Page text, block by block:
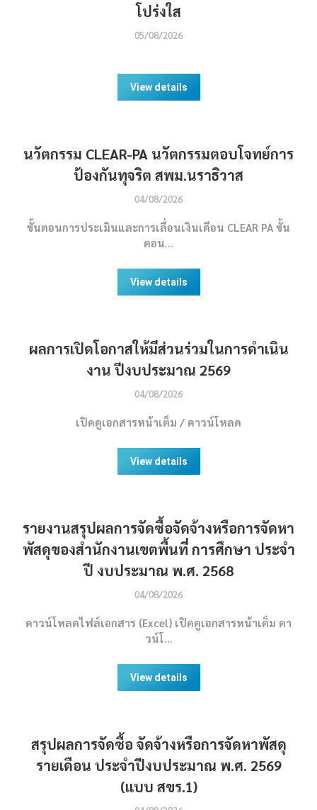
โปร่งใส
05/08/2026
View details
นวัตกรรม CLEAR-PA นวัตกรรมตอบโจทย์การ
ป้องกันทุจริต สพม.นราธิวาส
04/08/2026
ขั้นตอนการประเมินและการเลื่อนเงินเดือน CLEAR PA ขั้น
ตอน…
View details
ผลการเปิดโอกาสให้มีส่วนร่วมในการดำเนิน
งาน ปีงบประมาณ 2569
04/08/2026
เปิดดูเอกสารหน้าเต็ม / ดาวน์โหลด
View details
รายงานสรุปผลการจัดซื้อจัดจ้างหรือการจัดหา
พัสดุของสำนักงานเขตพื้นที่ การศึกษา ประจำ
ปี งบประมาณ พ.ศ. 2568
04/08/2026
ดาวน์โหลดไฟล์เอกสาร (Excel) เปิดดูเอกสารหน้าเต็ม ดา
วน์โ…
View details
สรุปผลการจัดซื้อ จัดจ้างหรือการจัดหาพัสดุ
รายเดือน ประจำปีงบประมาณ พ.ศ. 2569
(แบบ สขร.1)